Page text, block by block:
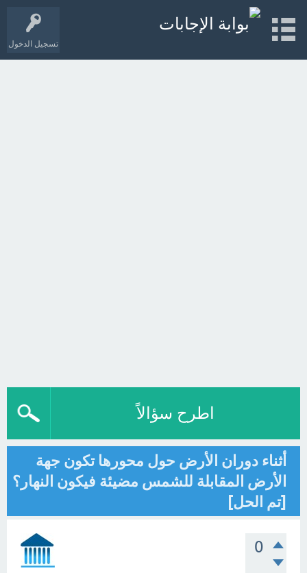
تسجيل الدخول
اطرح سؤالاً
أثناء دوران الأرض حول محورها تكون جهة
الأرض المقابلة للشمس مضيئة فيكون النهار؟
[تم الحل]
0